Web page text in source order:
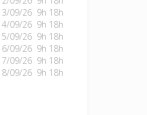
09/26 9h 18h
09/26 9h 18h
09/26 9h 18h
09/26 9h 18h
09/26 9h 18h
09/26 9h 18h